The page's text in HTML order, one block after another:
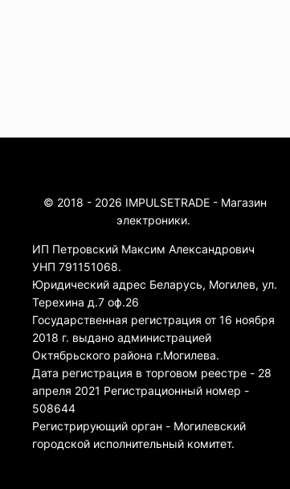
© 2018 - 2026 IMPULSETRADE - Магазин
электроники.
ИП Петровский Максим Александрович
УНП 791151068.
Юридический адрес Беларусь, Могилев, ул.
Терехина д.7 оф.26
Государственная регистрация от 16 ноября
2018 г. выдано администрацией
Октябрьского района г.Могилева.
Дата регистрация в торговом реестре - 28
апреля 2021 Регистрационный номер -
508644
Регистрирующий орган - Могилевский
городской исполнительный комитет.